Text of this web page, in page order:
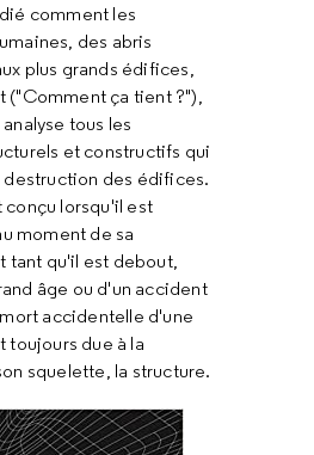
comment les
des abris
plus grands édifices,
ça tient ?"),
tous les
et constructifs qui
destruction des édifices.
conçu lorsqu'il est
moment de sa
tant qu'il est debout,
âge ou d'un accident
accidentelle d'une
toujours due à la
squelette, la structure.